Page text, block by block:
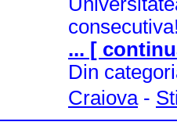
... [
Din
Craiova-